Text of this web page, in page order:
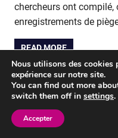
chercheurs ont
enregistrements de
READ MORE
WordPress Theme: Gridbox
Nous utilisons des
expérience sur notre site.
You can find out more
switch them off in settings.
Accepter